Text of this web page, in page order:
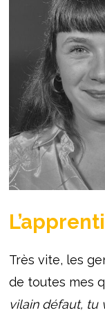
Très vite, les
de toutes mes
vilain défaut, tu